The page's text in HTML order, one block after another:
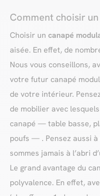
Comment choisir
Choisir un canapé
aisée. En effet, de
Nous vous conseillons,
votre futur canapé
de votre intérieur.
de mobilier avec
canapé — table basse,
poufs — . Pensez aussi
sommes jamais à l’abri
Le grand avantage du
polyvalence. En effet,